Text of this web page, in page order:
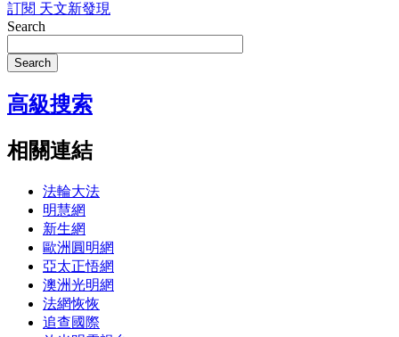
訂閱 天文新發現
Search
Search
高級搜索
相關連結
法輪大法
明慧網
新生網
歐洲圓明網
亞太正悟網
澳洲光明網
法網恢恢
追查國際